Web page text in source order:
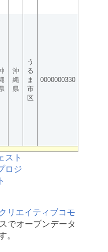
沖
縄
県
う
る
ま
市
区
0000000330
クリエイティブコモ
でオープンデータ
。